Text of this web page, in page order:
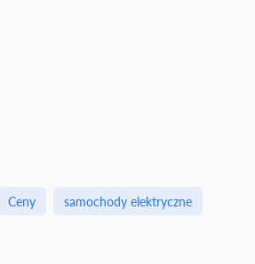
Ceny
samochody elektryczne